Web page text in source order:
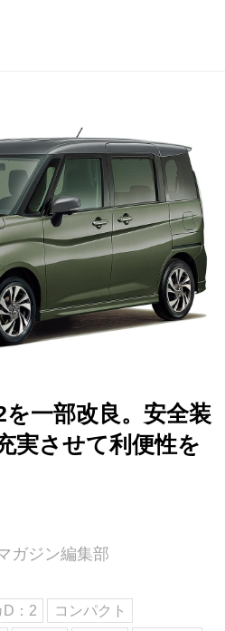
一部改良。安全装
実させて利便性を
ガジン編集部
D：2
コンパクト